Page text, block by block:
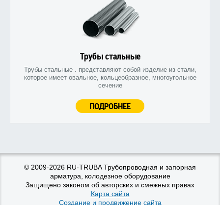
Трубы стальные
Трубы стальные . представляют собой изделие из стали,
которое имеет овальное, кольцеобразное, многоугольное
сечение
ПОДРОБНЕЕ
© 2009-2026 RU-TRUBA Трубопроводная и запорная
арматура, колодезное оборудование
Защищено законом об авторских и смежных правах
Карта сайта
Создание и продвижение сайта